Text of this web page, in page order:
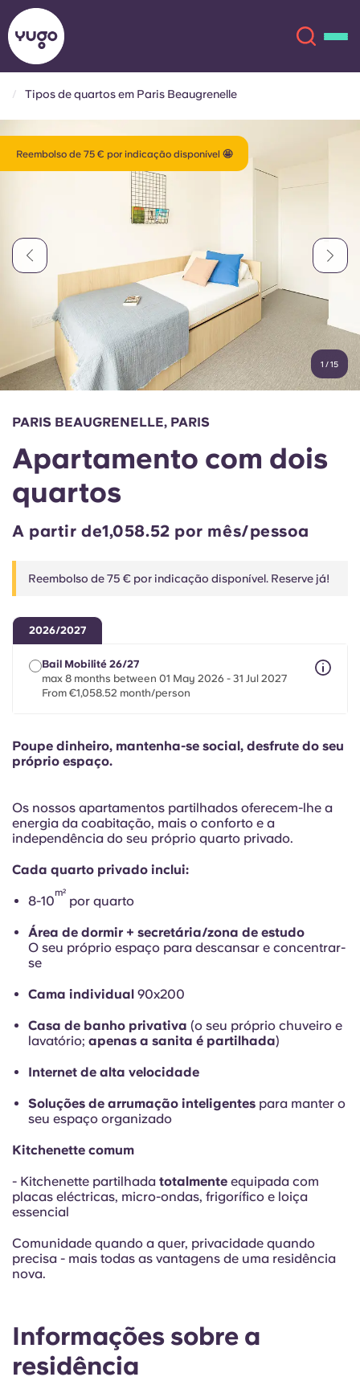
Localizações
Conta Língua
English (GB)
Chinese
French
Selecione um país
Iniciar sessão
Reservar agora
English (US)
Chinese
Deutsch
Italian French
Portuguese
Tipos de quartos em Paris Beaugrenelle
Reembolso de 75 € por indicação disponível 🤩
1 /15
Informações sobre a
residência
PARIS BEAUGRENELLE, PARIS
Apartamento com dois
quartos
A partir de1,058.52 por mês/pessoa
Reembolso de 75 € por indicação disponível. Reserve já!
2026/2027
Bail Mobilité 26/27
max 8 months between 01 May 2026 - 31 Jul 2027
From €1,058.52 month/person
Poupe dinheiro, mantenha-se social, desfrute do seu
próprio espaço.
Os nossos apartamentos partilhados oferecem-lhe a
energia da coabitação, mais o conforto e a
independência do seu próprio quarto privado.
Cada quarto privado inclui:
8-10
m²
por quarto
Área de dormir + secretária/zona de estudo
O seu próprio espaço para descansar e concentrar-
se
Cama individual 90x200
Casa de banho privativa (o seu próprio chuveiro e
lavatório; apenas a sanita é partilhada)
Internet de alta velocidade
Soluções de arrumação inteligentes para manter o
seu espaço organizado
Kitchenette comum
- Kitchenette partilhada totalmente equipada com
placas eléctricas, micro-ondas, frigorífico e loiça
essencial
Comunidade quando a quer, privacidade quando
precisa - mais todas as vantagens de uma residência
nova.